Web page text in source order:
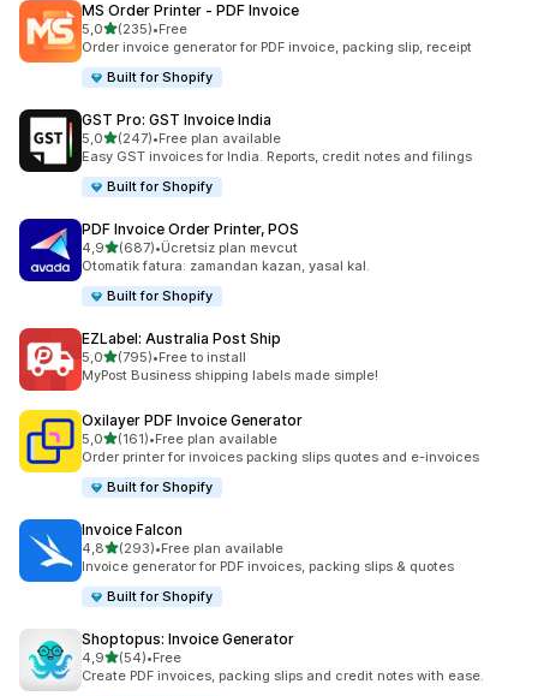
MS Order Printer ‑ PDF Invoice
5,05 yıldız üzerinden
(235)
toplam 235 değerlendirme
•Free
Order invoice generator for PDF invoice, packing slip, receipt
Built for Shopify
GST Pro: GST Invoice India
5,05 yıldız üzerinden
(247)
toplam 247 değerlendirme
•Free plan available
Easy GST invoices for India. Reports, credit notes and filings
Built for Shopify
PDF Invoice Order Printer, POS
4,95 yıldız üzerinden
(687)
toplam 687 değerlendirme
•Ücretsiz plan mevcut
Otomatik fatura: zamandan kazan, yasal kal.
Built for Shopify
EZLabel: Australia Post Ship
5,05 yıldız üzerinden
(795)
toplam 795 değerlendirme
•Free to install
MyPost Business shipping labels made simple!
Oxilayer PDF Invoice Generator
5,05 yıldız üzerinden
(161)
toplam 161 değerlendirme
•Free plan available
Order printer for invoices packing slips quotes and e-invoices
Built for Shopify
Invoice Falcon
4,85 yıldız üzerinden
(293)
toplam 293 değerlendirme
•Free plan available
Invoice generator for PDF invoices, packing slips & quotes
Built for Shopify
Shoptopus: Invoice Generator
4,95 yıldız üzerinden
(54)
toplam 54 değerlendirme
•Free
Create PDF invoices, packing slips and credit notes with ease.